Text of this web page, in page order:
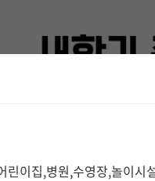
린이집,병원,수영장,놀이시